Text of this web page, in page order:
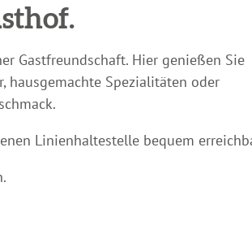
Gastfreundschaft. Hier genießen Sie
hausgemachte Spezialitäten oder
Linienhaltestelle bequem